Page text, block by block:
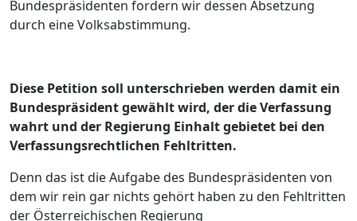
Bundespräsidenten fordern wir dessen Absetzung
durch eine Volksabstimmung.
Diese Petition soll unterschrieben werden damit ein
Bundespräsident gewählt wird, der die Verfassung
wahrt und der Regierung Einhalt gebietet bei den
Verfassungsrechtlichen Fehltritten.
Denn das ist die Aufgabe des Bundespräsidenten von
dem wir rein gar nichts gehört haben zu den Fehltritten
der Österreichischen Regierung